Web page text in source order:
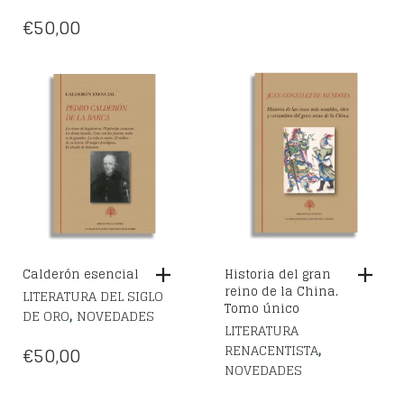
€50,00
Calderón esencial
LITERATURA DEL SIGLO
DE ORO, NOVEDADES
€50,00
Historia del gran
reino de la China.
Tomo único
LITERATURA
RENACENTISTA,
NOVEDADES